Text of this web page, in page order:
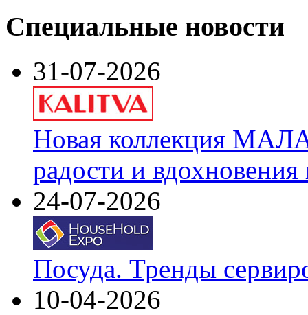
Специальные новости
31-07-2026
Новая коллекция
радости и
24-07-2026
Посуда. Тренды
10-04-2026